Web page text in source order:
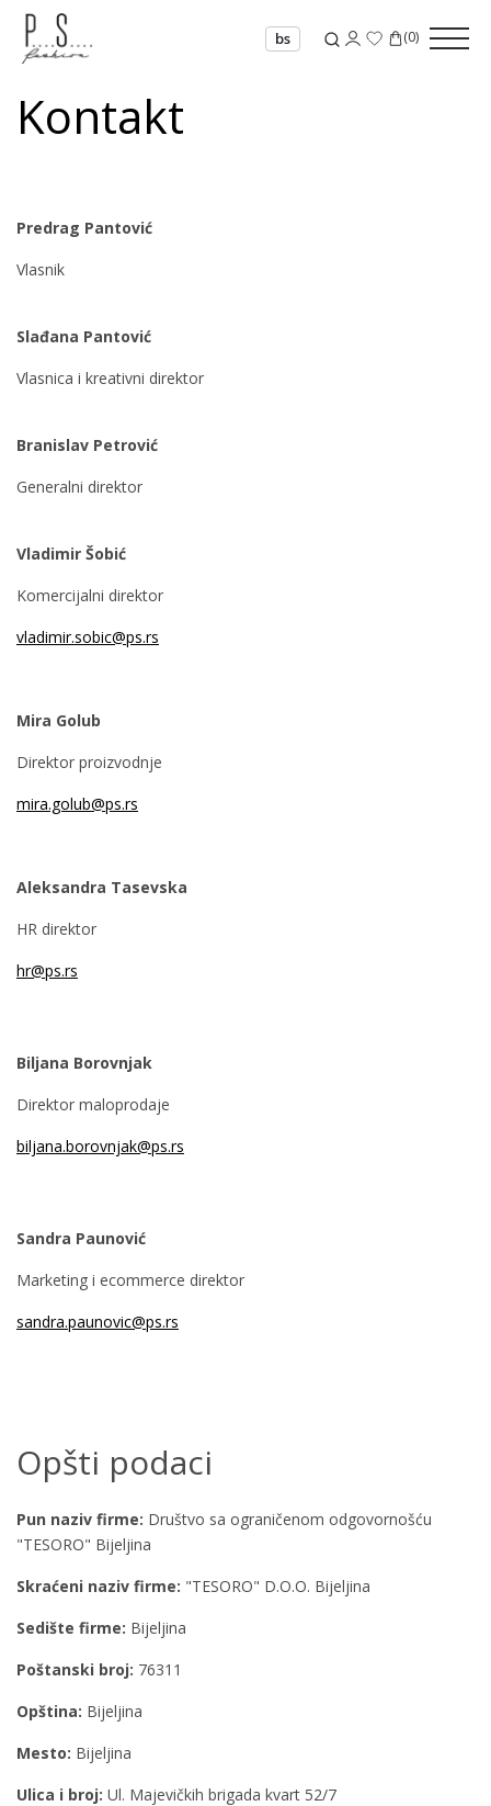
bs (0)
Kontakt
Predrag Pantović
Vlasnik
Slađana Pantović
Vlasnica i kreativni direktor
Branislav Petrović
Generalni direktor
Vladimir Šobić
Komercijalni direktor
vladimir.sobic@ps.rs
Mira Golub
Direktor proizvodnje
mira.golub@ps.rs
Aleksandra Tasevska
HR direktor
hr@ps.rs
Biljana Borovnjak
Direktor maloprodaje
biljana.borovnjak@ps.rs
Sandra Paunović
Marketing i ecommerce direktor
sandra.paunovic@ps.rs
Opšti podaci
Pun naziv firme: Društvo sa ograničenom odgovornošću
"TESORO" Bijeljina
Skraćeni naziv firme: "TESORO" D.O.O. Bijeljina
Sedište firme: Bijeljina
Poštanski broj: 76311
Opština: Bijeljina
Mesto: Bijeljina
Ulica i broj: Ul. Majevičkih brigada kvart 52/7